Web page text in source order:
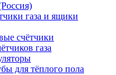
газа и ящики
счётчики
газа
для тёплого пола